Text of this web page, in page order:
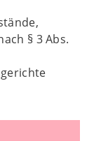
§ 3 Abs.